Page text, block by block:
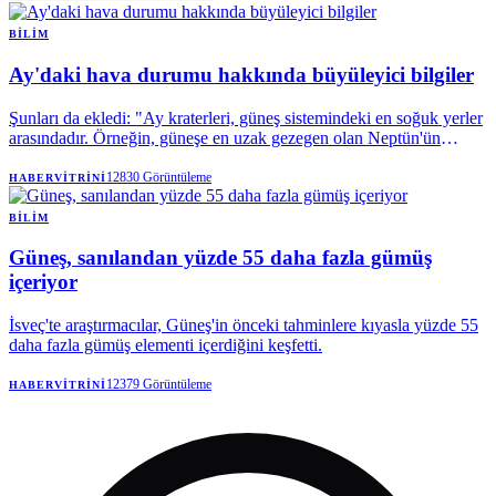
BILIM
Ay'daki hava durumu hakkında büyüleyici bilgiler
Şunları da ekledi: "Ay kraterleri, güneş sistemindeki en soğuk yerler
arasındadır. Örneğin, güneşe en uzak gezegen olan Neptün'ün
HABERVITRINI12830 Görüntüleme
BILIM
Güneş, sanılandan yüzde 55 daha fazla gümüş
içeriyor
İsveç'te araştırmacılar, Güneş'in önceki tahminlere kıyasla yüzde 55
daha fazla gümüş elementi içerdiğini keşfetti.
HABERVITRINI12379 Görüntüleme